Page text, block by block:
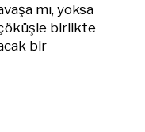
mı, yoksa
birlikte
bir